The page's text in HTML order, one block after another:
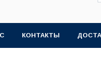
КОНТАКТЫ